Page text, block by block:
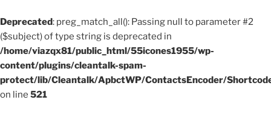
Deprecated: preg_match_all(): Passing null to parameter #2
($subject) of type string is deprecated in
/home/viazqx81/public_html/55icones1955/wp-
content/plugins/cleantalk-spam-
protect/lib/Cleantalk/ApbctWP/ContactsEncoder/
on line 521